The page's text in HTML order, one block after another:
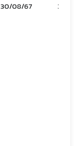
30/08/67 31/